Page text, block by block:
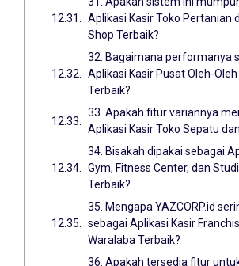
Aplikasi Kasir Toko Pertanian
Shop Terbaik?
32. Bagaimana performanya
Aplikasi Kasir Pusat Oleh-
Terbaik?
33. Apakah fitur variannya
Aplikasi Kasir Toko Sepatu
34. Bisakah dipakai sebagai
Gym, Fitness Center, dan
Terbaik?
35. Mengapa YAZCORP.id
sebagai Aplikasi Kasir
Waralaba Terbaik?
36. Apakah tersedia fitur